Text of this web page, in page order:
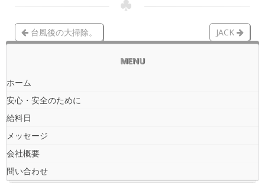
台風後の大掃除。 JACK
MENU
ホーム
安心・安全のために
給料日
メッセージ
会社概要
問い合わせ